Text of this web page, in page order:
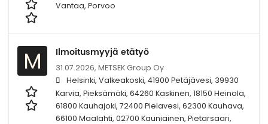
Vantaa, Porvoo
M Ilmoitusmyyjä etätyö
31.07.2026, METSEK Group Oy
Helsinki, Valkeakoski, 41900 Petäjävesi, 39930
Karvia, Pieksämäki, 64260 Kaskinen, 18150 Heinola,
61800 Kauhajoki, 72400 Pielavesi, 62300 Kauhava,
66100 Maalahti, 02700 Kauniainen, Pietarsaari,